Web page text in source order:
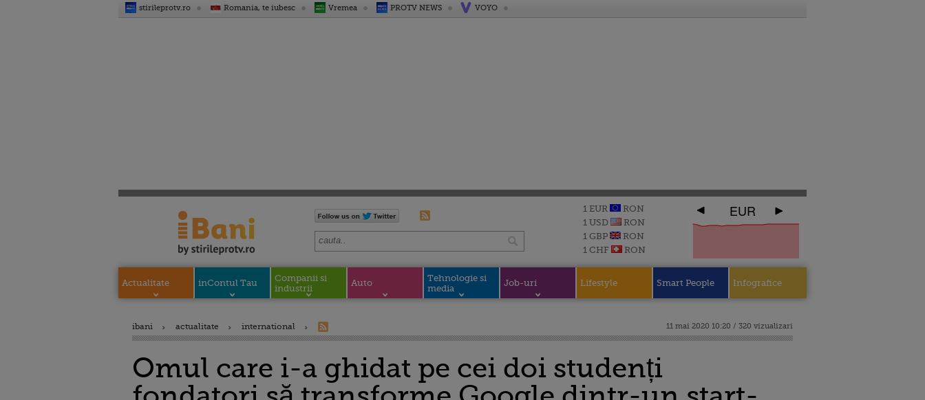
stirileprotv.ro Romania, te iubesc Vremea PROTV NEWS VOYO
1 EUR
RON
1 USD
RON
1 GBP
RON
1 CHF
RON
EUR
Actualitate inContul Tau
Companii si
industrii
Auto
Tehnologie si
media
Job-uri Lifestyle Smart People Infografice
ibani actualitate international 11 mai 2020 10:20 / 320 vizualizari
Omul care i-a ghidat pe cei doi studenți